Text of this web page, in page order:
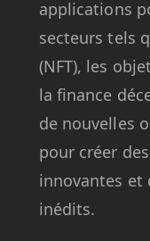
applications
secteurs tels
(NFT), les
la finance
de nouvelles
pour créer
innovantes et
inédits.